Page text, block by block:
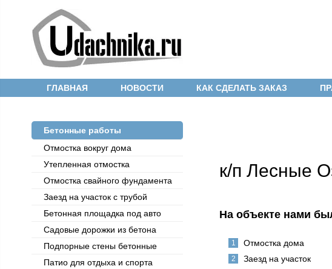
ГЛАВНАЯ НОВОСТИ КАК СДЕЛАТЬ ЗАКАЗ
Бетонные работы
Отмостка вокруг дома
Утепленная отмостка
Отмостка cвайного фундамента
Заезд на участок с трубой
Бетонная площадка под авто
Садовые дорожки из бетона
Подпорные стены бетонные
Патио для отдыха и спорта
к/п Лесные
На объекте нами
Отмостка дома
Заезд на участок